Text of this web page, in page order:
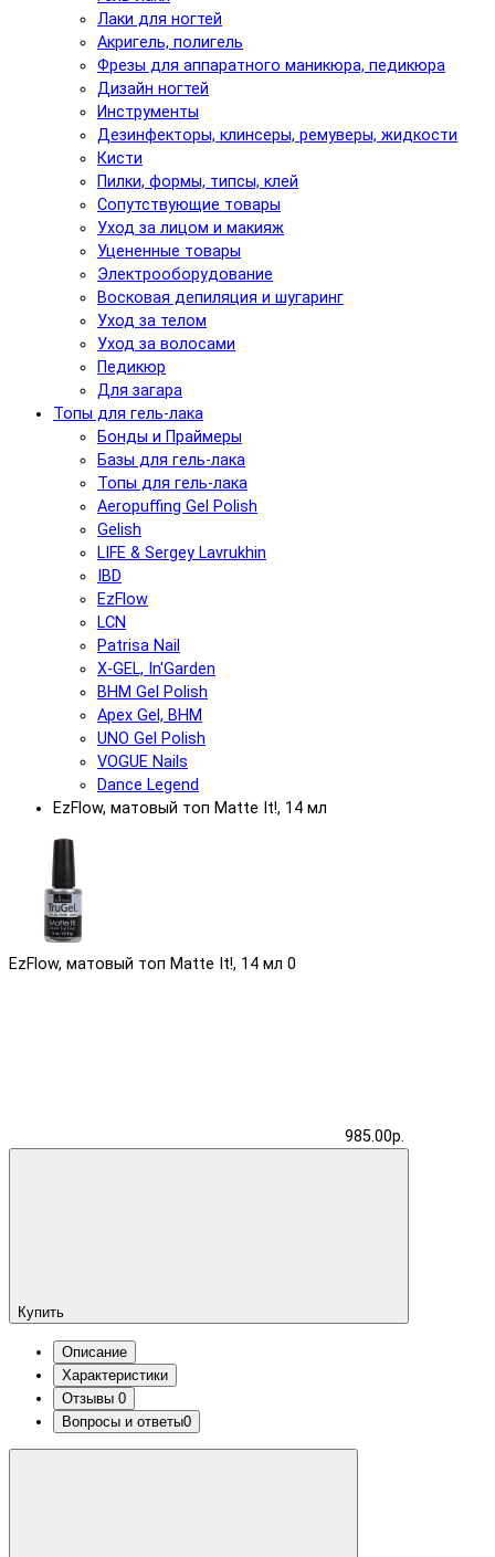
Лаки для ногтей
Акригель, полигель
Фрезы для аппаратного маникюра, педикюра
Дизайн ногтей
Инструменты
Дезинфекторы, клинсеры, ремуверы, жидкости
Кисти
Пилки, формы, типсы, клей
Сопутствующие товары
Уход за лицом и макияж
Уцененные товары
Электрооборудование
Восковая депиляция и шугаринг
Уход за телом
Уход за волосами
Педикюр
Для загара
Топы для гель-лака
Бонды и Праймеры
Базы для гель-лака
Топы для гель-лака
Aeropuffing Gel Polish
Gelish
LIFE & Sergey Lavrukhin
IBD
EzFlow
LCN
Patrisa Nail
X-GEL, In'Garden
BHM Gel Polish
Apex Gel, BHM
UNO Gel Polish
VOGUE Nails
Dance Legend
EzFlow, матовый топ Matte It!, 14 мл
EzFlow, матовый топ Matte It!, 14 мл 0
985.00р.
Купить
Описание
Характеристики
Отзывы 0
Вопросы и ответы0